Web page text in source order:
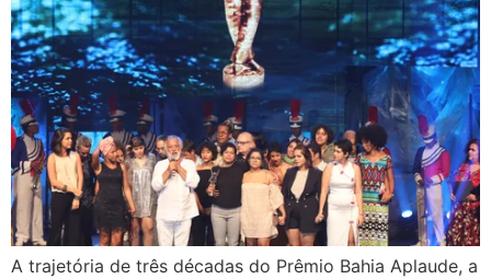
A trajetória de três décadas do Prêmio Bahia Aplaude, a